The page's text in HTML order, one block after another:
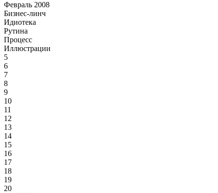
Февраль 2008
Бизнес-линч
Идиотека
Рутина
Процесс
Иллюстрации
5
6
7
8
9
10
11
12
13
14
15
16
17
18
19
20